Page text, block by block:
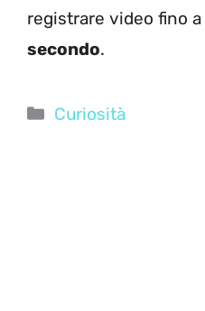
registrare video fino a
secondo.
Categorie
Curiosità